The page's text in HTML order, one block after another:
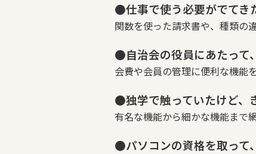
●仕事で使う必要がでてき
関数を使った請求書や、種類の
●自治会の役員にあたって
会費や会員の管理に便利な機能
●独学で触っていたけど、
有名な機能から細かな機能まで
●パソコンの資格を取って